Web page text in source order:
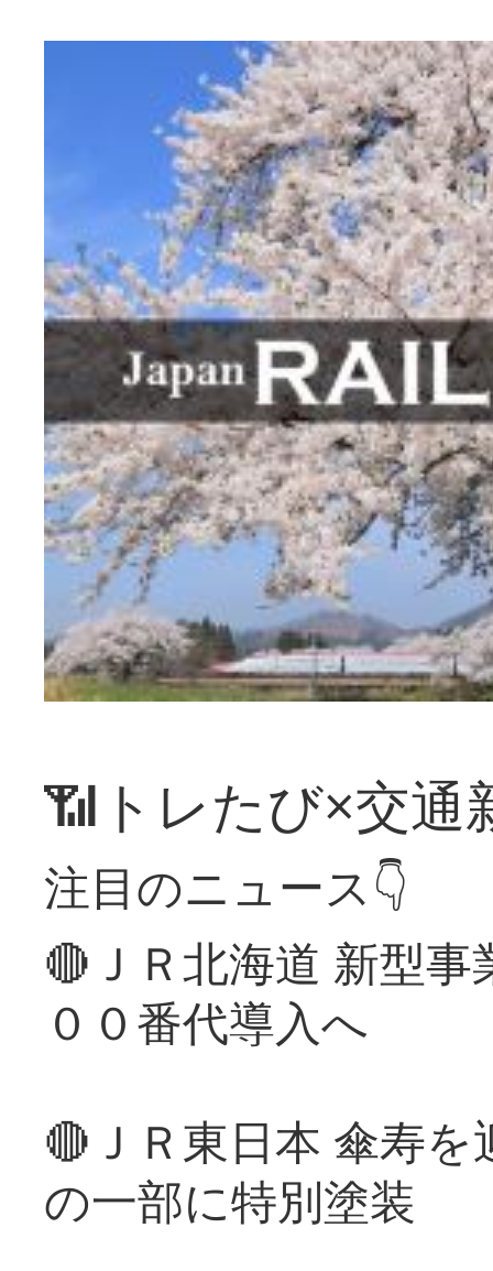
📶トレたび×交通
注目のニュース👇
🔴ＪＲ北海道 新型
００番代導入へ
🔴ＪＲ東日本 傘寿
の一部に特別塗装